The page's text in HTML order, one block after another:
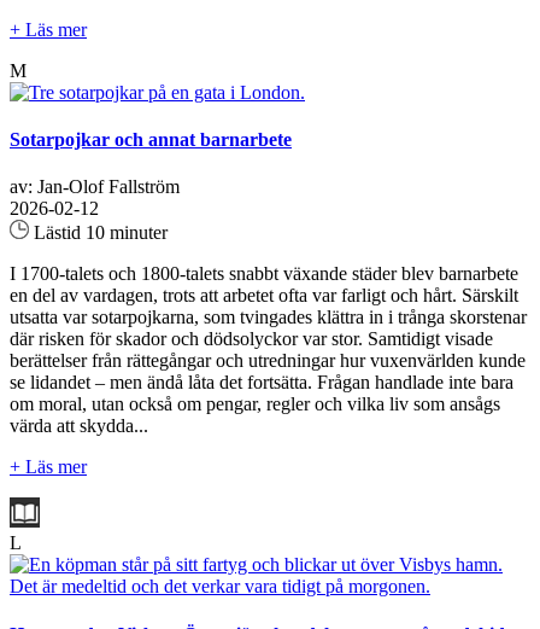
+ Läs mer
M
Sotarpojkar och annat barnarbete
av: Jan-Olof Fallström
2026-02-12
Lästid 10 minuter
I 1700-talets och 1800-talets snabbt växande städer blev barnarbete
en del av vardagen, trots att arbetet ofta var farligt och hårt. Särskilt
utsatta var sotarpojkarna, som tvingades klättra in i trånga skorstenar
där risken för skador och dödsolyckor var stor. Samtidigt visade
berättelser från rättegångar och utredningar hur vuxenvärlden kunde
se lidandet – men ändå låta det fortsätta. Frågan handlade inte bara
om moral, utan också om pengar, regler och vilka liv som ansågs
värda att skydda...
+ Läs mer
L